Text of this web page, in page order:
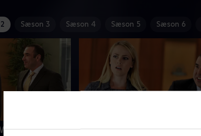
Sæson 3 Sæson 4 Sæson 5 Sæson 6
13. Zane vs. Zane